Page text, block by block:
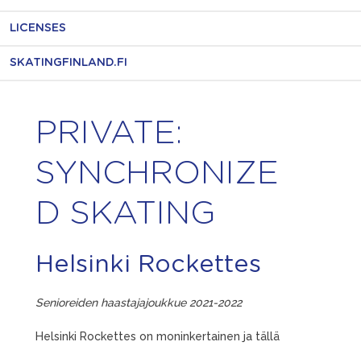
LICENSES
SKATINGFINLAND.FI
PRIVATE:
SYNCHRONIZE
D SKATING
Helsinki Rockettes
Senioreiden haastajajoukkue 2021-2022
Helsinki Rockettes on moninkertainen ja tällä